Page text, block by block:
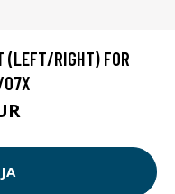
(LEFT/RIGHT) FOR
07X